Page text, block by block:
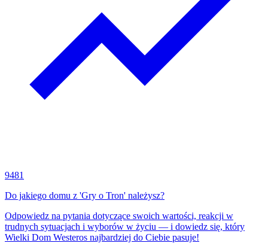
9481
Do jakiego domu z 'Gry o Tron' należysz?
Odpowiedz na pytania dotyczące swoich wartości, reakcji w
trudnych sytuacjach i wyborów w życiu — i dowiedz się, który
Wielki Dom Westeros najbardziej do Ciebie pasuje!